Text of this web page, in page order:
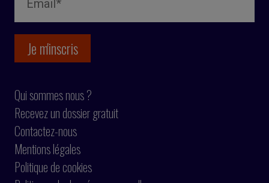
Qui sommes nous ?
Recevez un dossier gratuit
Contactez-nous
Mentions légales
Politique de cookies